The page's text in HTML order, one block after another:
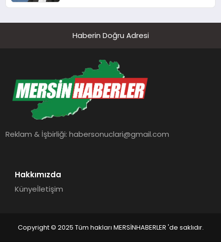
Haberin Doğru Adresi
Reklam & İşbirliği:habersonuclari@gmail.com
Hakkımızda
Künyeİletişim
Copyright © 2025 Tüm hakları MERSİNHABERLER 'de saklıdır.